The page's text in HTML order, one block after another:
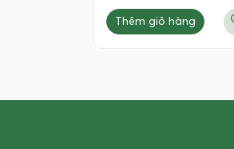
Thêm giỏ hàng